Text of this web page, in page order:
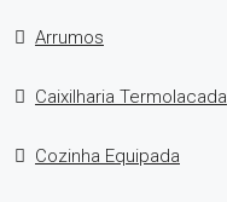
Arrumos
Caixilharia Termolacada
Cozinha Equipada